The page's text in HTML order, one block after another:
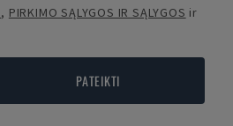
, PIRKIMO SĄLYGOS IR SĄLYGOS ir
PATEIKTI